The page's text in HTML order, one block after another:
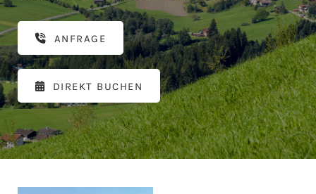
ANFRAGE
DIREKT BUCHEN